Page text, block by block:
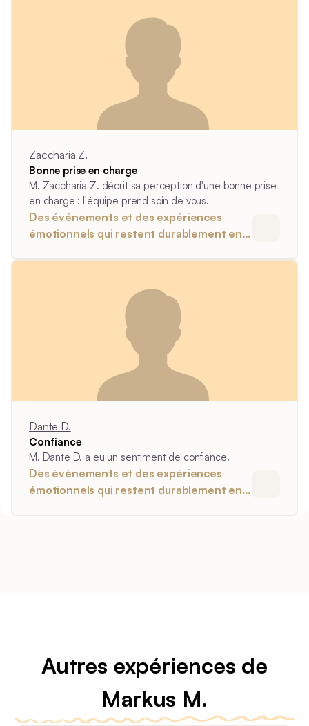
Zaccharia Z.
Bonne prise en charge
M. Zaccharia Z. décrit sa perception d'une bonne prise
en charge : l'équipe prend soin de vous.
Des événements et des expériences
émotionnels qui restent durablement en
Dante D.
Confiance
M. Dante D. a eu un sentiment de confiance.
Des événements et des expériences
émotionnels qui restent durablement en
Autres expériences de
Markus M.